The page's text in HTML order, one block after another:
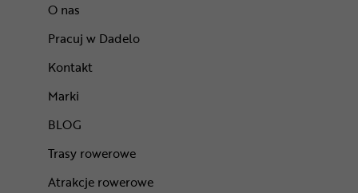
O nas
Pracuj w Dadelo
Kontakt
Marki
BLOG
Trasy rowerowe
Atrakcje rowerowe